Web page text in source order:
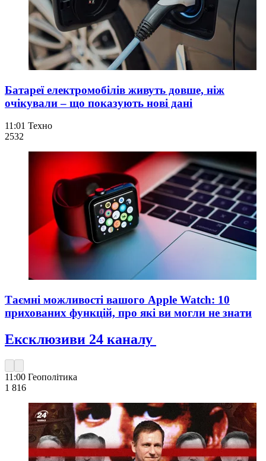
Батареї електромобілів живуть довше, ніж
очікували – що показують нові дані
11:01 Техно
2532
Таємні можливості вашого Apple Watch: 10
прихованих функцій, про які ви могли не знати
Ексклюзиви 24 каналу
11:00 Геополітика
1 816